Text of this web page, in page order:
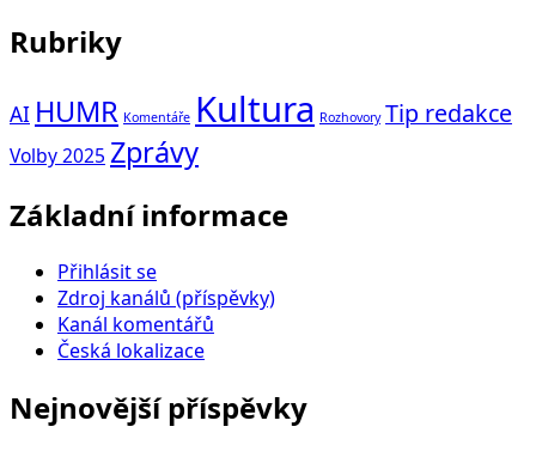
Rubriky
AI HUMR Komentáře Kultura Rozhovory Tip redakce
Volby 2025 Zprávy
Základní informace
Přihlásit se
Zdroj kanálů (příspěvky)
Kanál komentářů
Česká lokalizace
Nejnovější příspěvky